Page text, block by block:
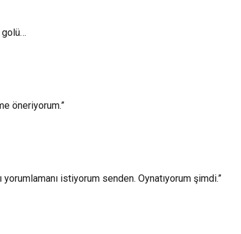
öneriyorum.”
yorumlamanı istiyorum senden. Oynatıyorum şimdi.”